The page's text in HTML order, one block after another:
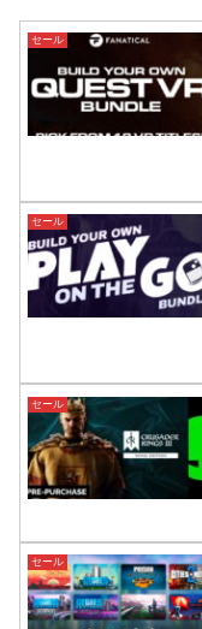
セール
セール
セール
セール